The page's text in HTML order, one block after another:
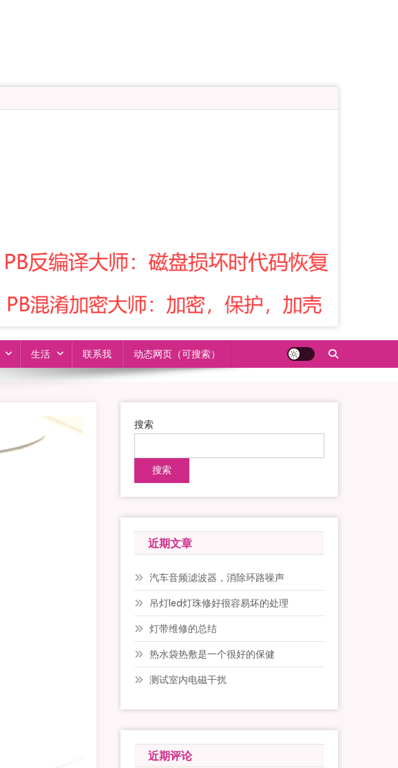
生活 联系我 动态网页（可搜索）
搜索
搜索
近期文章
汽车音频滤波器，消除环路噪声
吊灯led灯珠修好很容易坏的处理
灯带维修的总结
热水袋热敷是一个很好的保健
测试室内电磁干扰
近期评论